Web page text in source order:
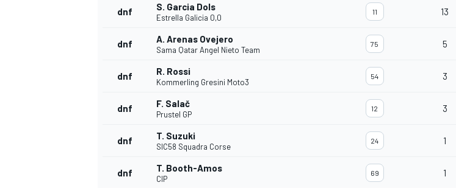
dnf S. Garcia Dols
Estrella Galicia 0,0
11 13
dnf A. Arenas Ovejero
Sama Qatar Angel Nieto Team
75 5
dnf R. Rossi
Kommerling Gresini Moto3
54 3
dnf F. Salač
Prustel GP
12 3
dnf T. Suzuki
SIC58 Squadra Corse
24 1
dnf T. Booth-Amos
CIP
69 1